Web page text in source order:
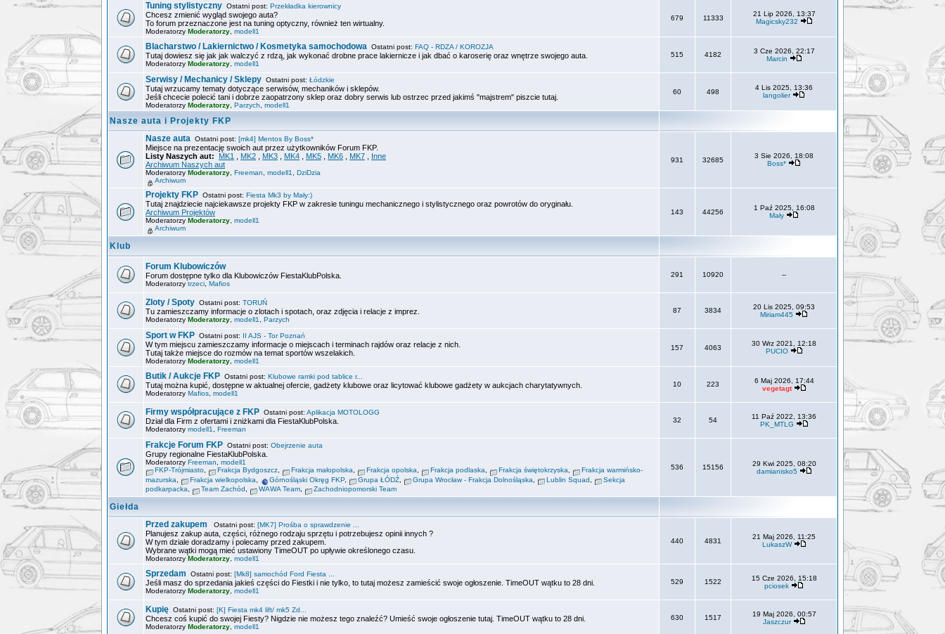
Tuning stylistyczny Ostatni post: Przekładka kierownicy
Chcesz zmienić wygląd swojego auta?
To forum przeznaczone jest na tuning optyczny, również ten wirtualny.
Moderatorzy Moderatorzy modell1
679 11333
21 Lip 2026, 13:37
Magicsky232
Blacharstwo / Lakiernictwo / Kosmetyka samochodowa Ostatni post: FAQ - RDZA / KOROZJA
Tutaj dowiesz się jak jak walczyć z rdzą, jak wykonać drobne prace lakiernicze i jak dbać o karoserię oraz wnętrze swojego auta.
Moderatorzy Moderatorzy modell1
515 4182
3 Cze 2026, 22:17
Marcin
Serwisy / Mechanicy / Sklepy Ostatni post: Łódzkie
Tutaj wrzucamy tematy dotyczące serwisów, mechaników i sklepów.
Jeśli chcecie polecić tani i dobrze zaopatrzony sklep oraz dobry serwis lub ostrzec przed jakimś "majstrem" piszcie tutaj.
Moderatorzy Moderatorzy Parzych modell1
60 498
4 Lis 2025, 13:36
langolier
Nasze auta i Projekty FKP
Nasze auta Ostatni post: [mk4] Mentos By Boss*
Miejsce na prezentację swoich aut przez użytkowników Forum FKP.
Listy Naszych aut:
MK1 MK2 MK3 MK4 MK5 MK6 MK7
Inne
Archiwum Naszych aut
Moderatorzy Moderatorzy Freeman modell1
DziDzia
Archiwum
931 32685
3 Sie 2026, 18:08
Boss*
Projekty FKP Ostatni post: Fiesta Mk3 by Mały:)
Tutaj znajdziecie najciekawsze projekty FKP w zakresie tuningu mechanicznego i stylistycznego oraz powrotów do oryginału.
Archiwum Projektów
Moderatorzy Moderatorzy modell1
Archiwum
143 44256
1 Paź 2025, 16:08
Mały
Klub
Forum Klubowiczów
Forum dostępne tylko dla Klubowiczów FiestaKlubPolska.
Moderatorzy trzeci Mafios
291 10920 --
Zloty / Spoty Ostatni post: TORUŃ
Tu zamieszczamy informacje o zlotach i spotach, oraz zdjęcia i relacje z imprez.
Moderatorzy Moderatorzy modell1 Parzych
87 3834
20 Lis 2025, 09:53
Miriam445
Sport w FKP Ostatni post: II AJS - Tor Poznań
W tym miejscu zamieszczamy informacje o miejscach i terminach rajdów oraz relacje z nich.
Tutaj także miejsce do rozmów na temat sportów wszelakich.
Moderatorzy Moderatorzy modell1
157 4063
30 Wrz 2021, 12:18
PUCIO
Butik / Aukcje FKP Ostatni post: Klubowe ramki pod tablice r...
Tutaj można kupić, dostępne w aktualnej ofercie, gadżety klubowe oraz licytować klubowe gadżety w aukcjach charytatywnych.
Moderatorzy Mafios modell1
10 223
6 Maj 2026, 17:44
vegetagt
Firmy współpracujące z FKP Ostatni post: Aplikacja MOTOLOGG
Dział dla Firm z ofertami i zniżkami dla FiestaKlubPolska.
Moderatorzy modell1 Freeman
32 54
11 Paź 2022, 13:36
PK_MTLG
Frakcje Forum FKP Ostatni post: Obejrzenie auta
Grupy regionalne FiestaKlubPolska.
Moderatorzy Freeman
modell1
FKP-Trójmiasto
Frakcja Bydgoszcz Frakcja małopolska Frakcja opolska Frakcja podlaska Frakcja świętokrzyska
Frakcja warmińsko-
mazurska
Frakcja wielkopolska Górnośląski Okręg FKP Grupa ŁÓDŹ Grupa Wrocław - Frakcja Dolnośląska Lublin Squad
Sekcja
podkarpacka
Team Zachód WAWA Team Zachodniopomorski Team
536 15156
29 Kwi 2025, 08:20
damianisko5
Giełda
Przed zakupem
Ostatni post: [MK7] Prośba o sprawdzenie ...
Planujesz zakup auta, części, różnego rodzaju sprzętu i potrzebujesz opinii innych ?
W tym dziale doradzamy i polecamy przed zakupem.
Wybrane wątki mogą mieć ustawiony TimeOUT po upływie określonego czasu.
Moderatorzy Moderatorzy modell1
440 4831
21 Maj 2026, 11:25
LukaszW
Sprzedam Ostatni post: [Mk8] samochód Ford Fiesta ...
Jeśli masz do sprzedania jakieś części do Fiestki i nie tylko, to tutaj możesz zamieścić swoje ogłoszenie. TimeOUT wątku to 28 dni.
Moderatorzy Moderatorzy modell1
529 1522
15 Cze 2026, 15:18
pciosek
Kupię Ostatni post: [K] Fiesta mk4 lift/ mk5 Zd...
Chcesz coś kupić do swojej Fiesty? Nigdzie nie możesz tego znaleźć? Umieść swoje ogłoszenie tutaj. TimeOUT wątku to 28 dni.
Moderatorzy Moderatorzy modell1
630 1517
19 Maj 2026, 00:57
Jaszczur